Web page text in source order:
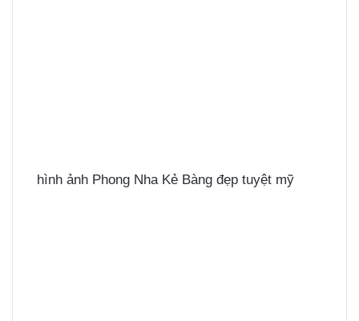
hình ảnh Phong Nha Kẻ Bàng đẹp tuyệt mỹ